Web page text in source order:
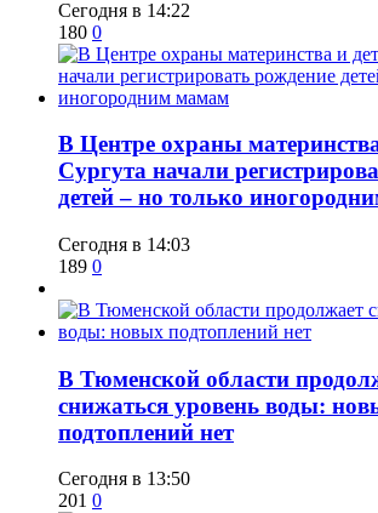
Сегодня в 14:22
180 0
​В Центре охраны
Сургута начали
детей – но только
Сегодня в 14:03
189 0
​В Тюменской области
снижаться уровень воды:
подтоплений нет
Сегодня в 13:50
201 0